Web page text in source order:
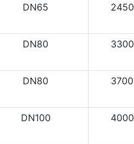
DN65 2450
DN80 3300
DN80 3700
DN100 4000